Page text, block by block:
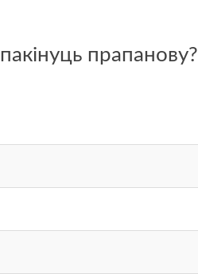
прапанову?